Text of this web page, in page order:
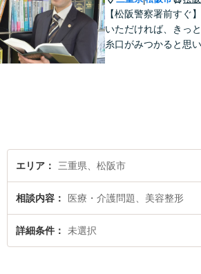
【松阪警察署前すぐ
いただければ、きっ
糸口がみつかると思い
エリア 三重県、松阪市
相談内容 医療・介護問題、美容整形
詳細条件 未選択